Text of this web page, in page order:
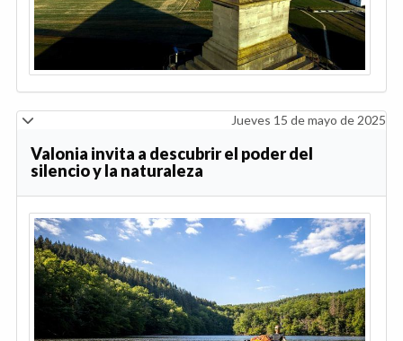
Jueves 15 de mayo de 2025
Valonia invita a descubrir el poder del
silencio y la naturaleza